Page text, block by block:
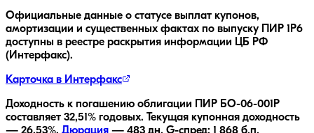
Официальные данные о статусе выплат купонов,
амортизации и существенных фактах по выпуску ПИР 1P6
доступны в реестре раскрытия информации ЦБ РФ
(Интерфакс).
Карточка в Интерфакс
Доходность к погашению облигации ПИР БО-06-001P
составляет 32,51% годовых. Текущая купонная доходность
— 26,53%. Дюрация — 483 дн. G-спред: 1 868 б.п.